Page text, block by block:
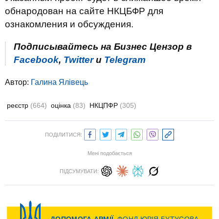
обнародован на сайте НКЦБФР для
ознакомления и обсуждения.
Подписывайтесь на Бизнес Цензор в
Facebook, Twitterи Telegram
Автор: Галина Ялівець
реєстр (664) оцінка (83) НКЦПФР (305)
ПОДІЛИТИСЯ:
Мені подобається
ПІДСУМУВАТИ: